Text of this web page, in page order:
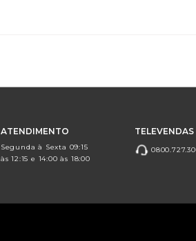
ATENDIMENTO
Segunda à Sexta 09:15
às 12:15 e 14:00 às 18:00
TELEVENDAS